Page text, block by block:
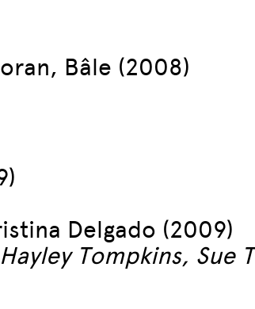
Bâle (2008)
Delgado (2009)
Tompkins, Sue